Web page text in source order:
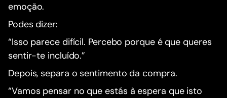
emoção.
Podes dizer:
“Isso parece difícil. Percebo porque é que queres
sentir-te incluído.”
Depois, separa o sentimento da compra.
“Vamos pensar no que estás à espera que isto